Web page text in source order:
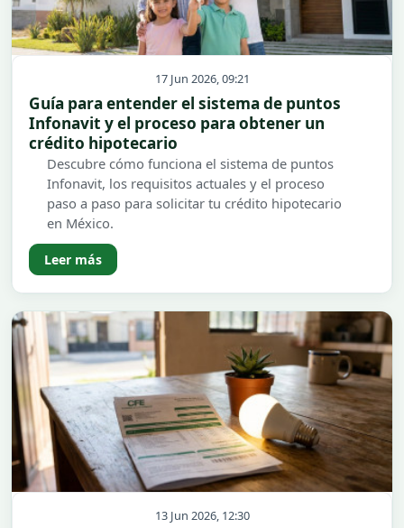
17 Jun 2026, 09:21
Guía para entender el sistema de puntos
Infonavit y el proceso para obtener un
crédito hipotecario
Descubre cómo funciona el sistema de puntos
Infonavit, los requisitos actuales y el proceso
paso a paso para solicitar tu crédito hipotecario
en México.
Leer más
13 Jun 2026, 12:30